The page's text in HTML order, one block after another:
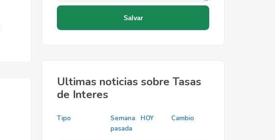
Ultimas noticias sobre Tasas
de Interes
Tipo
Semana
pasada
HOY Cambio